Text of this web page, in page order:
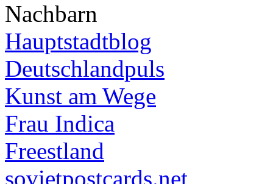
Nachbarn
Hauptstadtblog
Deutschlandpuls
Kunst am Wege
Frau Indica
Freestland
sovietpostcards.net